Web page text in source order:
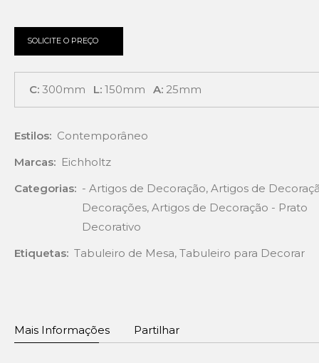
SOLICITE O PREÇO
C: 300mm L: 150mm A: 25mm
Estilos: Contemporâneo
Marcas: Eichholtz
Categorias: - Artigos de Decoração, Artigos de
Decorações, Artigos de Decoração - Prato
Decorativo
Etiquetas: Tabuleiro de Mesa, Tabuleiro para Decorar
Mais Informações Partilhar